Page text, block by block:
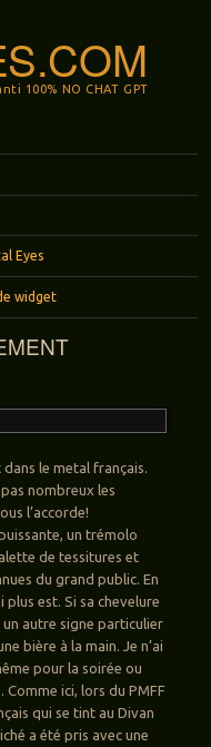
100% NO CHAT GPT
Eyes
widget
le metal français.
nombreux les
l’accorde!
un trémolo
de tessitures et
du grand public. En
plus est. Si sa chevelure
autre signe particulier
bière à la main. Je n’ai
pour la soirée ou
ici, lors du PMFF
qui se tint au Divan
a été pris avec une